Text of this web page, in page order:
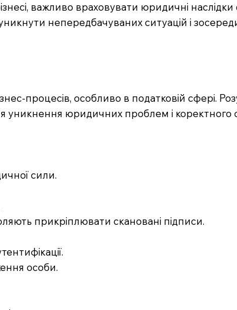
важливо враховувати юридичні наслідки
непередбачуваних ситуацій і
процесів, особливо в податковій сфері.
уникнення юридичних проблем і
сили.
прикріплювати скановані підписи.
особи.